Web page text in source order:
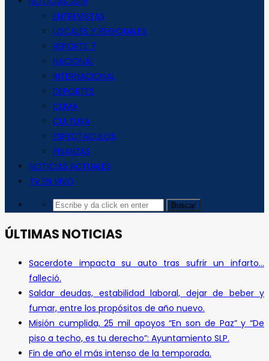
ENTREVISTAS
LOCALES Y REGIONALES
REPORTE 7
NACIONAL
INTERNACIONAL
DEPORTES
CLIMA
CULTURA
ESPECTACULOS
FINANZAS
NOTICIAS ACTUALES
TV EN VIVO
ÚLTIMAS NOTICIAS
Sacerdote impacta su auto tras sufrir un infarto…
falleció.
Saldar deudas, estabilidad laboral, dejar de beber y
fumar, entre los propósitos de año nuevo.
Misión cumplida, 25 mil apoyos “En son de Paz” y “De
piso a techo, es tu derecho”: Ayuntamiento SLP.
Fin de año el más intenso de la temporada.